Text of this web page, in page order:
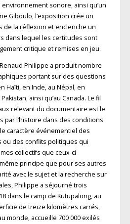
sonore, ainsi qu’un
Giboulo, l’exposition crée un
de la réflexion et enclenche un
dans lequel les certitudes sont
critique et remises en jeu.
Philippe a produit nombre
portant sur des questions
Haïti, en Inde, au Népal, en
ainsi qu’au Canada. Le fil
relevant du documentaire est le
par l’histoire dans des conditions
caractère événementiel des
des conflits politiques qui
collectifs que ceux-ci
principe que pour ses autres
avec le sujet et la recherche sur
Philippe a séjourné trois
dans le camp de Kutupalong, au
de treize kilomètres carrés,
monde, accueille 700 000 exilés